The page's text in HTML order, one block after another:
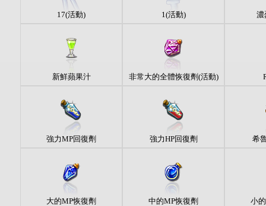
17(活動) 1(活動) 濃
新鮮蘋果汁 非常大的全體恢復劑(活動)
強力MP回復劑 強力HP回復劑 希
大的MP恢復劑 中的MP恢復劑 小